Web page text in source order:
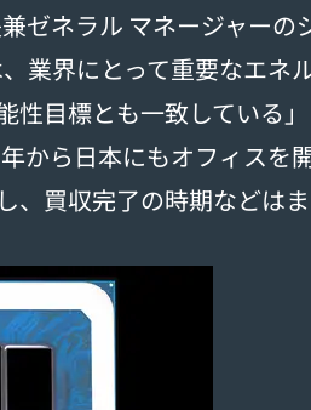
ゼネラル マネージャーの
業界にとって重要なエネ
性目標とも一致している
から日本にもオフィスを
、買収完了の時期などは